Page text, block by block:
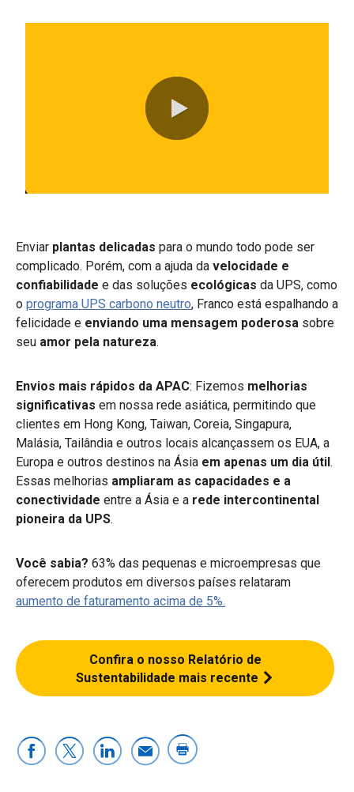
Enviar plantas delicadas para o mundo todo pode ser
complicado. Porém, com a ajuda da velocidade e
confiabilidade e das soluções ecológicas da UPS, como
o programa UPS carbono neutro, Franco está espalhando a
felicidade e enviando uma mensagem poderosa sobre
seu amor pela natureza.
Envios mais rápidos da APAC: Fizemos melhorias
significativas em nossa rede asiática, permitindo que
clientes em Hong Kong, Taiwan, Coreia, Singapura,
Malásia, Tailândia e outros locais alcançassem os EUA, a
Europa e outros destinos na Ásia em apenas um dia útil.
Essas melhorias ampliaram as capacidades e a
conectividade entre a Ásia e a rede intercontinental
pioneira da UPS.
Você sabia? 63% das pequenas e microempresas que
oferecem produtos em diversos países relataram
aumento de faturamento acima de 5%.
Confira o nosso Relatório de
Sustentabilidade mais recente